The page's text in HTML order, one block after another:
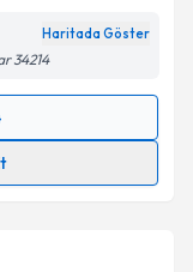
Haritada Göster
34214